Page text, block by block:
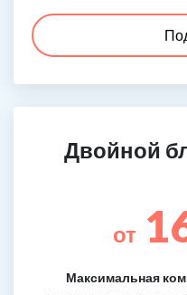
Двойной
от
Максимальная